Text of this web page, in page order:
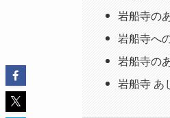
岩船寺の
岩船寺へ
岩船寺の
岩船寺 あ